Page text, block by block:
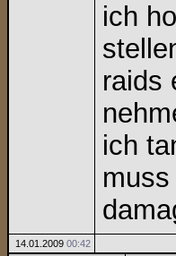
ich
raids
ich
14.01.2009 00:42